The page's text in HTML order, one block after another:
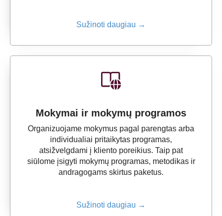
Sužinoti daugiau →
Mokymai ir mokymų programos
Organizuojame mokymus pagal parengtas arba
individualiai pritaikytas programas,
atsižvelgdami į kliento poreikius. Taip pat
siūlome įsigyti mokymų programas, metodikas ir
andragogams skirtus paketus.
Sužinoti daugiau →